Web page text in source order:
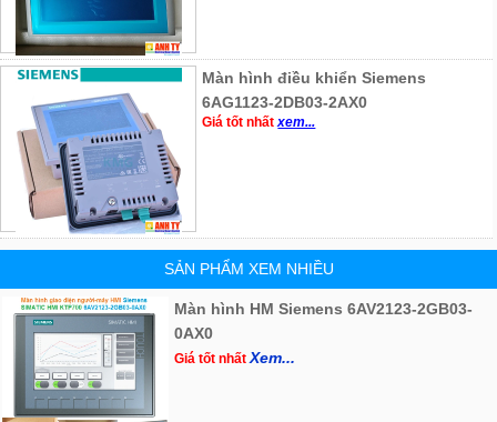
Màn hình điều khiển Siemens
6AG1123-2DB03-2AX0
Giá tốt nhấtxem...
SẢN PHẨM XEM NHIỀU
Màn hình HM Siemens 6AV2123-2GB03-
0AX0
Giá tốt nhấtXem...